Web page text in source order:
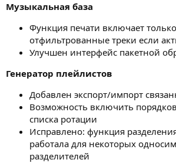
Музыкальная база
Функция печати включает только
отфильтрованные треки если
Улучшен интерфейс пакетной
Генератор плейлистов
Добавлен экспорт/импорт
Возможность включить
списка ротации
Исправлено: функция
работала для некоторых
разделителей